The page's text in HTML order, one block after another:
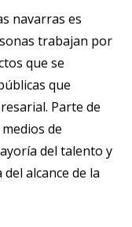
navarras es
trabajan por
que se
que
Parte de
de
del talento y
alcance de la